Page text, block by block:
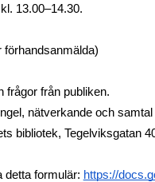
13.00–14.30.
förhandsanmälda)
frågor från publiken.
nätverkande och
bibliotek, Tegelviksgatan
detta formulär: https://